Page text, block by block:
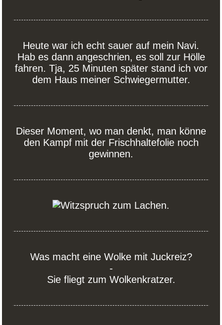
Heute war ich echt sauer auf mein Navi.
Hab es dann angeschrien, es soll zur Hölle
fahren. Tja, 25 Minuten später stand ich vor
dem Haus meiner Schwiegermutter.
Dieser Moment, wo man denkt, man könne
den Kampf mit der Frischhaltefolie noch
gewinnen.
Was macht eine Wolke mit Juckreiz?
-
Sie fliegt zum Wolkenkratzer.